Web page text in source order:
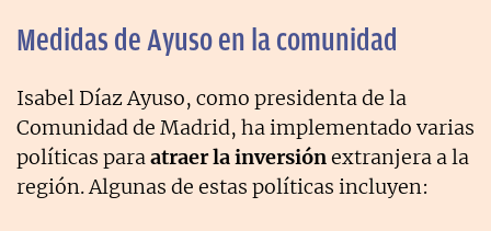
Medidas de Ayuso en la comunidad
Isabel Díaz Ayuso, como presidenta de la
Comunidad de Madrid, ha implementado varias
políticas para atraer la inversiónextranjera a la
región. Algunas de estas políticas incluyen: